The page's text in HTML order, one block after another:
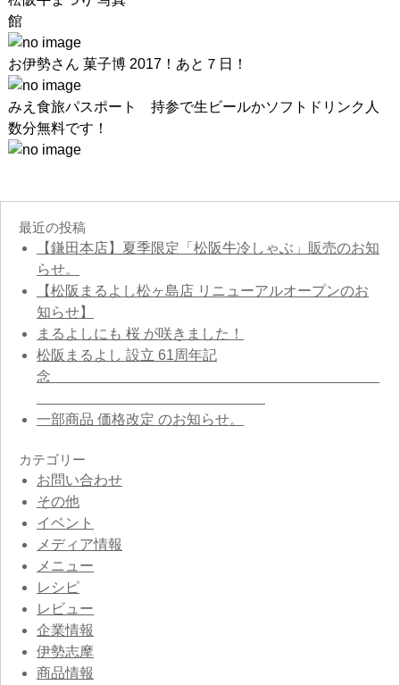
お伊勢さん 菓子博 2017！あと７日！
みえ食旅パスポート 持参で生ビールかソフトドリンク人
数分無料です！
最近の投稿
【鎌田本店】夏季限定「松阪牛冷しゃぶ」販売のお知
らせ。
【松阪まるよし松ヶ島店 リニューアルオープンのお
知らせ】
まるよしにも 桜 が咲きました！
松阪まるよし 設立 61周年記
念
一部商品 価格改定 のお知らせ。
カテゴリー
お問い合わせ
その他
イベント
メディア情報
メニュー
レシピ
レビュー
企業情報
伊勢志摩
商品情報